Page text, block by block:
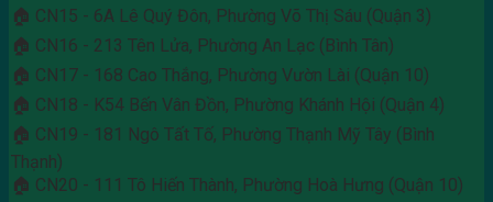
🏠 CN15 - 6A Lê Quý Đôn, Phường Võ Thị Sáu (Quận 3)
🏠 CN16 - 213 Tên Lửa, Phường An Lạc (Bình Tân)
🏠 CN17 - 168 Cao Thắng, Phường Vườn Lài (Quận 10)
🏠 CN18 - K54 Bến Vân Đồn, Phường Khánh Hội (Quận 4)
🏠 CN19 - 181 Ngô Tất Tố, Phường Thạnh Mỹ Tây (Bình
Thạnh)
🏠 CN20 - 111 Tô Hiến Thành, Phường Hoà Hưng (Quận 10)